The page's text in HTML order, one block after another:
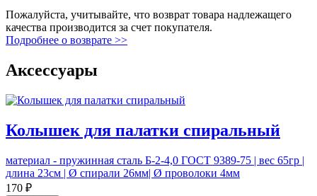
Пожалуйста, учитывайте, что возврат товара надлежащего
качества производится за счет покупателя.
Подробнее о возврате >>
Аксессуары
Колышек для палатки спиральный
материал - пружинная сталь Б-2-4,0 ГОСТ 9389-75 | вес 65гр |
длина 23см | Ø спирали 26мм| Ø проволоки 4мм
170 ₽